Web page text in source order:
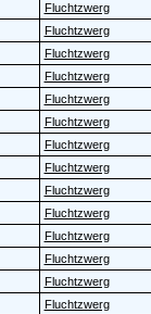
Fluchtzwerg
Fluchtzwerg
Fluchtzwerg
Fluchtzwerg
Fluchtzwerg
Fluchtzwerg
Fluchtzwerg
Fluchtzwerg
Fluchtzwerg
Fluchtzwerg
Fluchtzwerg
Fluchtzwerg
Fluchtzwerg
Fluchtzwerg